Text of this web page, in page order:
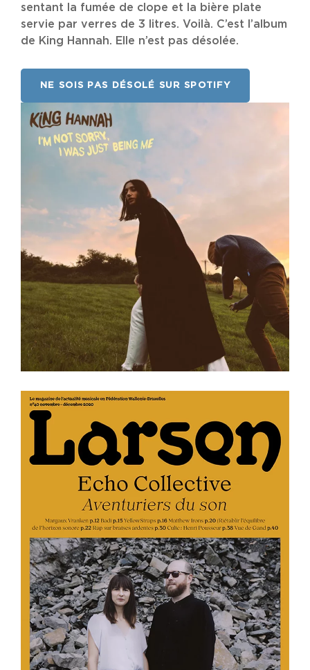
sentant la fumée de clope et la bière plate
servie par verres de 3 litres. Voilà. C’est l’album
de King Hannah. Elle n’est pas désolée.
NE SOIS PAS DÉSOLÉ SUR SPOTIFY